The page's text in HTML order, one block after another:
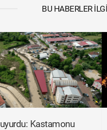
BU HABERLER
Kastamonu